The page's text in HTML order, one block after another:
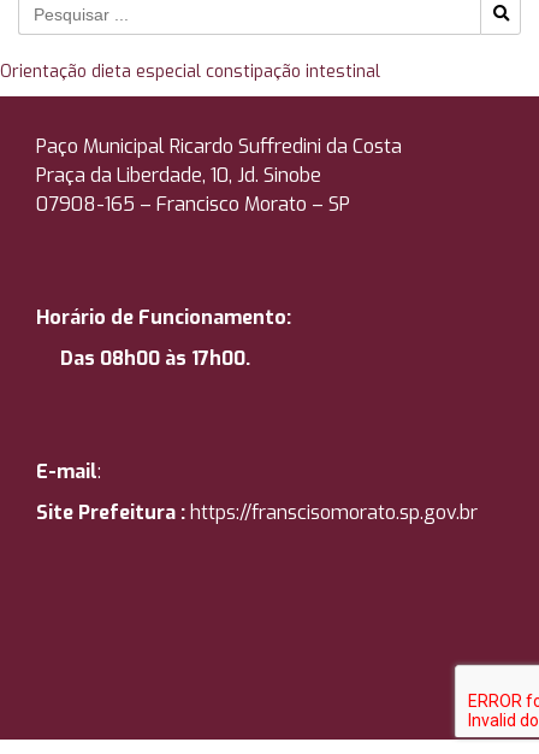
Orientação dieta especial constipação intestinal
Paço Municipal Ricardo Suffredini da Costa
Praça da Liberdade, 10, Jd. Sinobe
07908-165 – Francisco Morato – SP
Horário de Funcionamento:
Das 08h00 às 17h00.
E-mail:
Site Prefeitura :https://franscisomorato.sp.gov.br